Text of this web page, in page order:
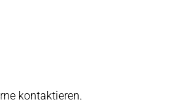
kontaktieren.